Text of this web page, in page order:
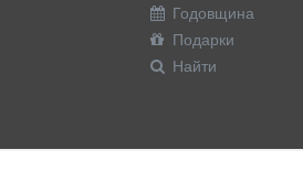
Годовщина
Подарки
Найти